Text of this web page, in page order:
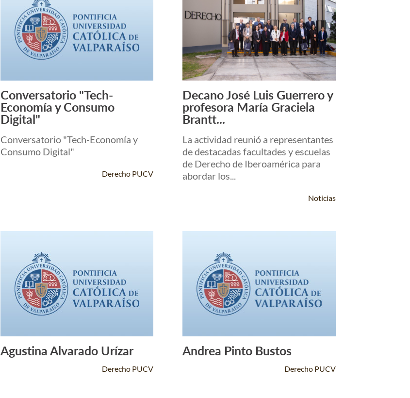
Leer Más +
Conversatorio "Tech-
Economía y Consumo
Digital"
Conversatorio "Tech-Economía y
Consumo Digital"
Derecho PUCV
Leer Más +
Decano José Luis Guerrero y
profesora María Graciela
Brantt...
La actividad reunió a representantes
de destacadas facultades y escuelas
de Derecho de Iberoamérica para
abordar los...
Noticias
Leer Más +
Agustina Alvarado Urízar
Derecho PUCV
Leer Más +
Andrea Pinto Bustos
Derecho PUCV